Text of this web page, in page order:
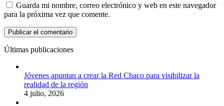
Guarda mi nombre, correo electrónico y web en este navegador
para la próxima vez que comente.
Últimas publicaciones
Jóvenes apuntan a crear la Red Chaco para visibilizar la
realidad de la región
4 julio, 2026